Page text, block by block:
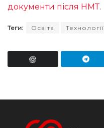
документи після НМТ.
Теги: Освіта Технології